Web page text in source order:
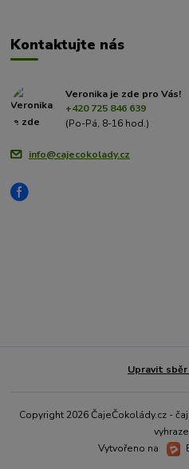
Kontaktujte nás
Veronika je zde pro Vás!
+420 725 846 639
(Po-Pá, 8-16 hod.)
info@cajecokolady.cz
Upravit
Copyright 2026 ČajeČokolády.cz -
Vytvořeno na